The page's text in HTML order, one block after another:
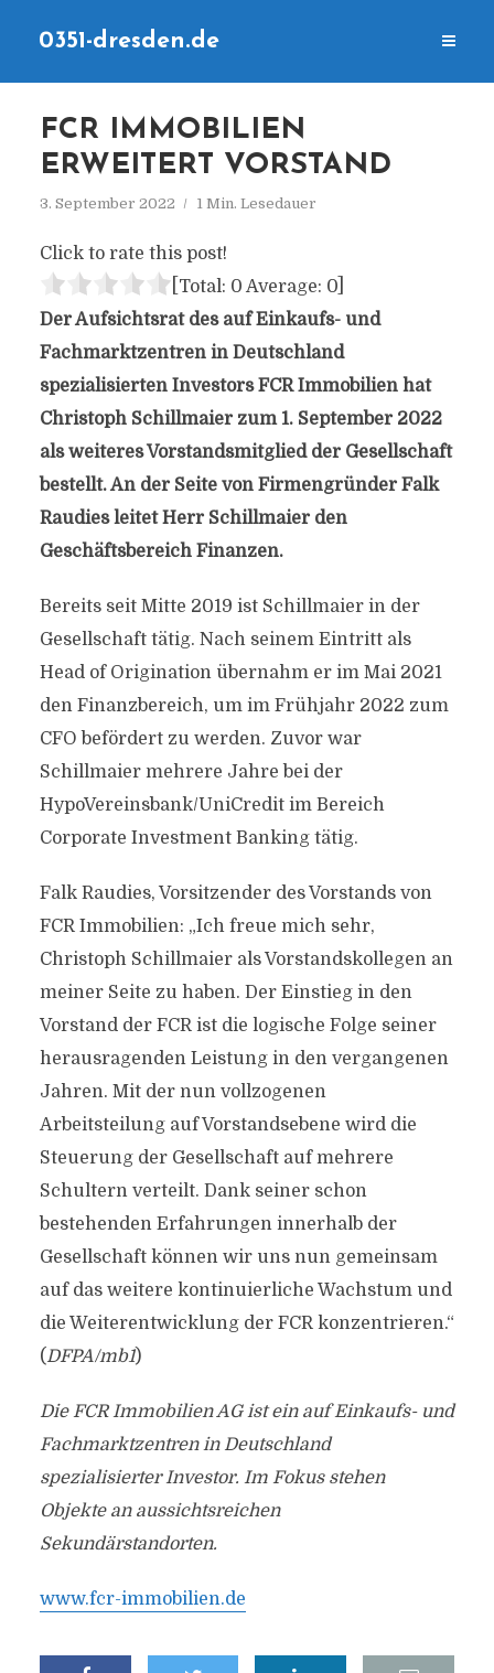
0351-dresden.de
FCR IMMOBILIEN
ERWEITERT VORSTAND
3. September 2022 1 Min. Lesedauer
Click to rate this post!
[Total: 0 Average: 0]
Der Aufsichtsrat des auf Einkaufs- und
Fachmarktzentren in Deutschland
spezialisierten Investors FCR Immobilien hat
Christoph Schillmaier zum 1. September 2022
als weiteres Vorstandsmitglied der Gesellschaft
bestellt. An der Seite von Firmengründer Falk
Raudies leitet Herr Schillmaier den
Geschäftsbereich Finanzen.
Bereits seit Mitte 2019 ist Schillmaier in der
Gesellschaft tätig. Nach seinem Eintritt als
Head of Origination übernahm er im Mai 2021
den Finanzbereich, um im Frühjahr 2022 zum
CFO befördert zu werden. Zuvor war
Schillmaier mehrere Jahre bei der
HypoVereinsbank/UniCredit im Bereich
Corporate Investment Banking tätig.
Falk Raudies, Vorsitzender des Vorstands von
FCR Immobilien: „Ich freue mich sehr,
Christoph Schillmaier als Vorstandskollegen an
meiner Seite zu haben. Der Einstieg in den
Vorstand der FCR ist die logische Folge seiner
herausragenden Leistung in den vergangenen
Jahren. Mit der nun vollzogenen
Arbeitsteilung auf Vorstandsebene wird die
Steuerung der Gesellschaft auf mehrere
Schultern verteilt. Dank seiner schon
bestehenden Erfahrungen innerhalb der
Gesellschaft können wir uns nun gemeinsam
auf das weitere kontinuierliche Wachstum und
die Weiterentwicklung der FCR konzentrieren.“
(DFPA/mb1)
Die FCR Immobilien AG ist ein auf Einkaufs- und
Fachmarktzentren in Deutschland
spezialisierter Investor. Im Fokus stehen
Objekte an aussichtsreichen
Sekundärstandorten.
www.fcr-immobilien.de